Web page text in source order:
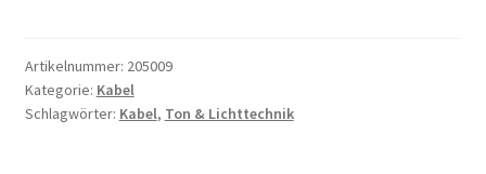
1,5mm²,
Profi
Menge
Artikelnummer: 205009
Kategorie: Kabel
Schlagwörter: Kabel, Ton & Lichttechnik